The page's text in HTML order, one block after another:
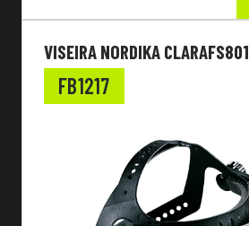
VISEIRA NORDIKA CLARAFS801
FB1217